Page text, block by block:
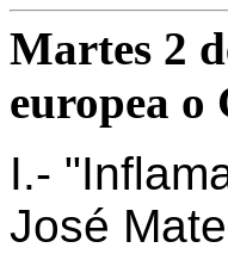
Martes 2
europea o
I.-
José